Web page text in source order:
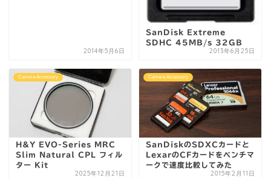
2014年5月6日
SanDisk Extreme
SDHC 45MB/s 32GB
2013年6月25日
Camera Accessory
H&Y EVO-Series MRC
Slim Natural CPL フィル
ター Kit
2025年12月21日
Camera Accessory
SanDiskのSDXCカードと
LexarのCFカードをベンチマ
ークで速度比較してみた
2015年2月11日